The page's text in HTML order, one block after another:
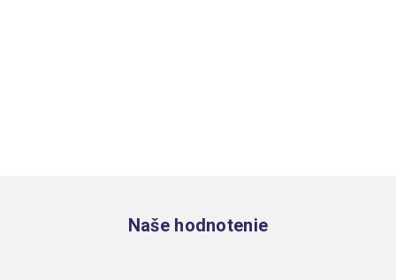
Naše hodnotenie